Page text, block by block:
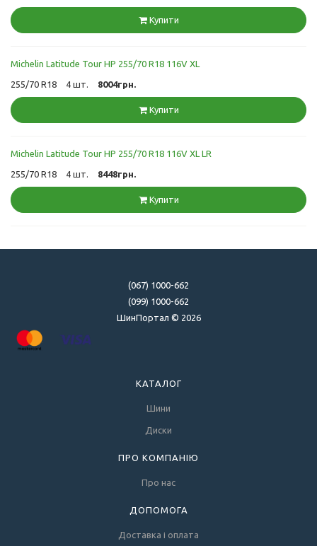
Купити
Michelin Latitude Tour HP 255/70 R18 116V XL
255/70 R18 4 шт. 8004грн.
Купити
Michelin Latitude Tour HP 255/70 R18 116V XL LR
255/70 R18 4 шт. 8448грн.
Купити
(067) 1000-662
(099) 1000-662
ШинПортал © 2026
КАТАЛОГ
Шини
Диски
ПРО КОМПАНІЮ
Про нас
ДОПОМОГА
Доставка і оплата